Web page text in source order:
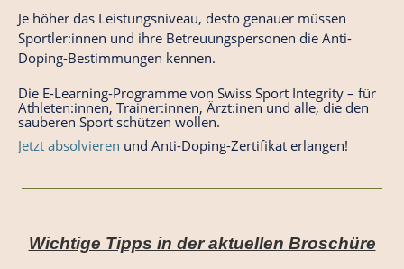
Je höher das Leistungsniveau, desto genauer müssen
Sportler:innen und ihre Betreuungspersonen die Anti-
Doping-Bestimmungen kennen.
Die E-Learning-Programme von Swiss Sport Integrity – für
Athleten:innen, Trainer:innen, Ärzt:inen und alle, die den
sauberen Sport schützen wollen.
Jetzt absolvieren und Anti-Doping-Zertifikat erlangen!
Wichtige Tipps in der aktuellen Broschüre